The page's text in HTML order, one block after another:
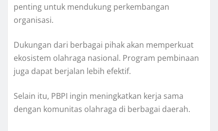
penting untuk mendukung perkembangan
organisasi.
Dukungan dari berbagai pihak akan memperkuat
ekosistem olahraga nasional. Program pembinaan
juga dapat berjalan lebih efektif.
Selain itu, PBPI ingin meningkatkan kerja sama
dengan komunitas olahraga di berbagai daerah.